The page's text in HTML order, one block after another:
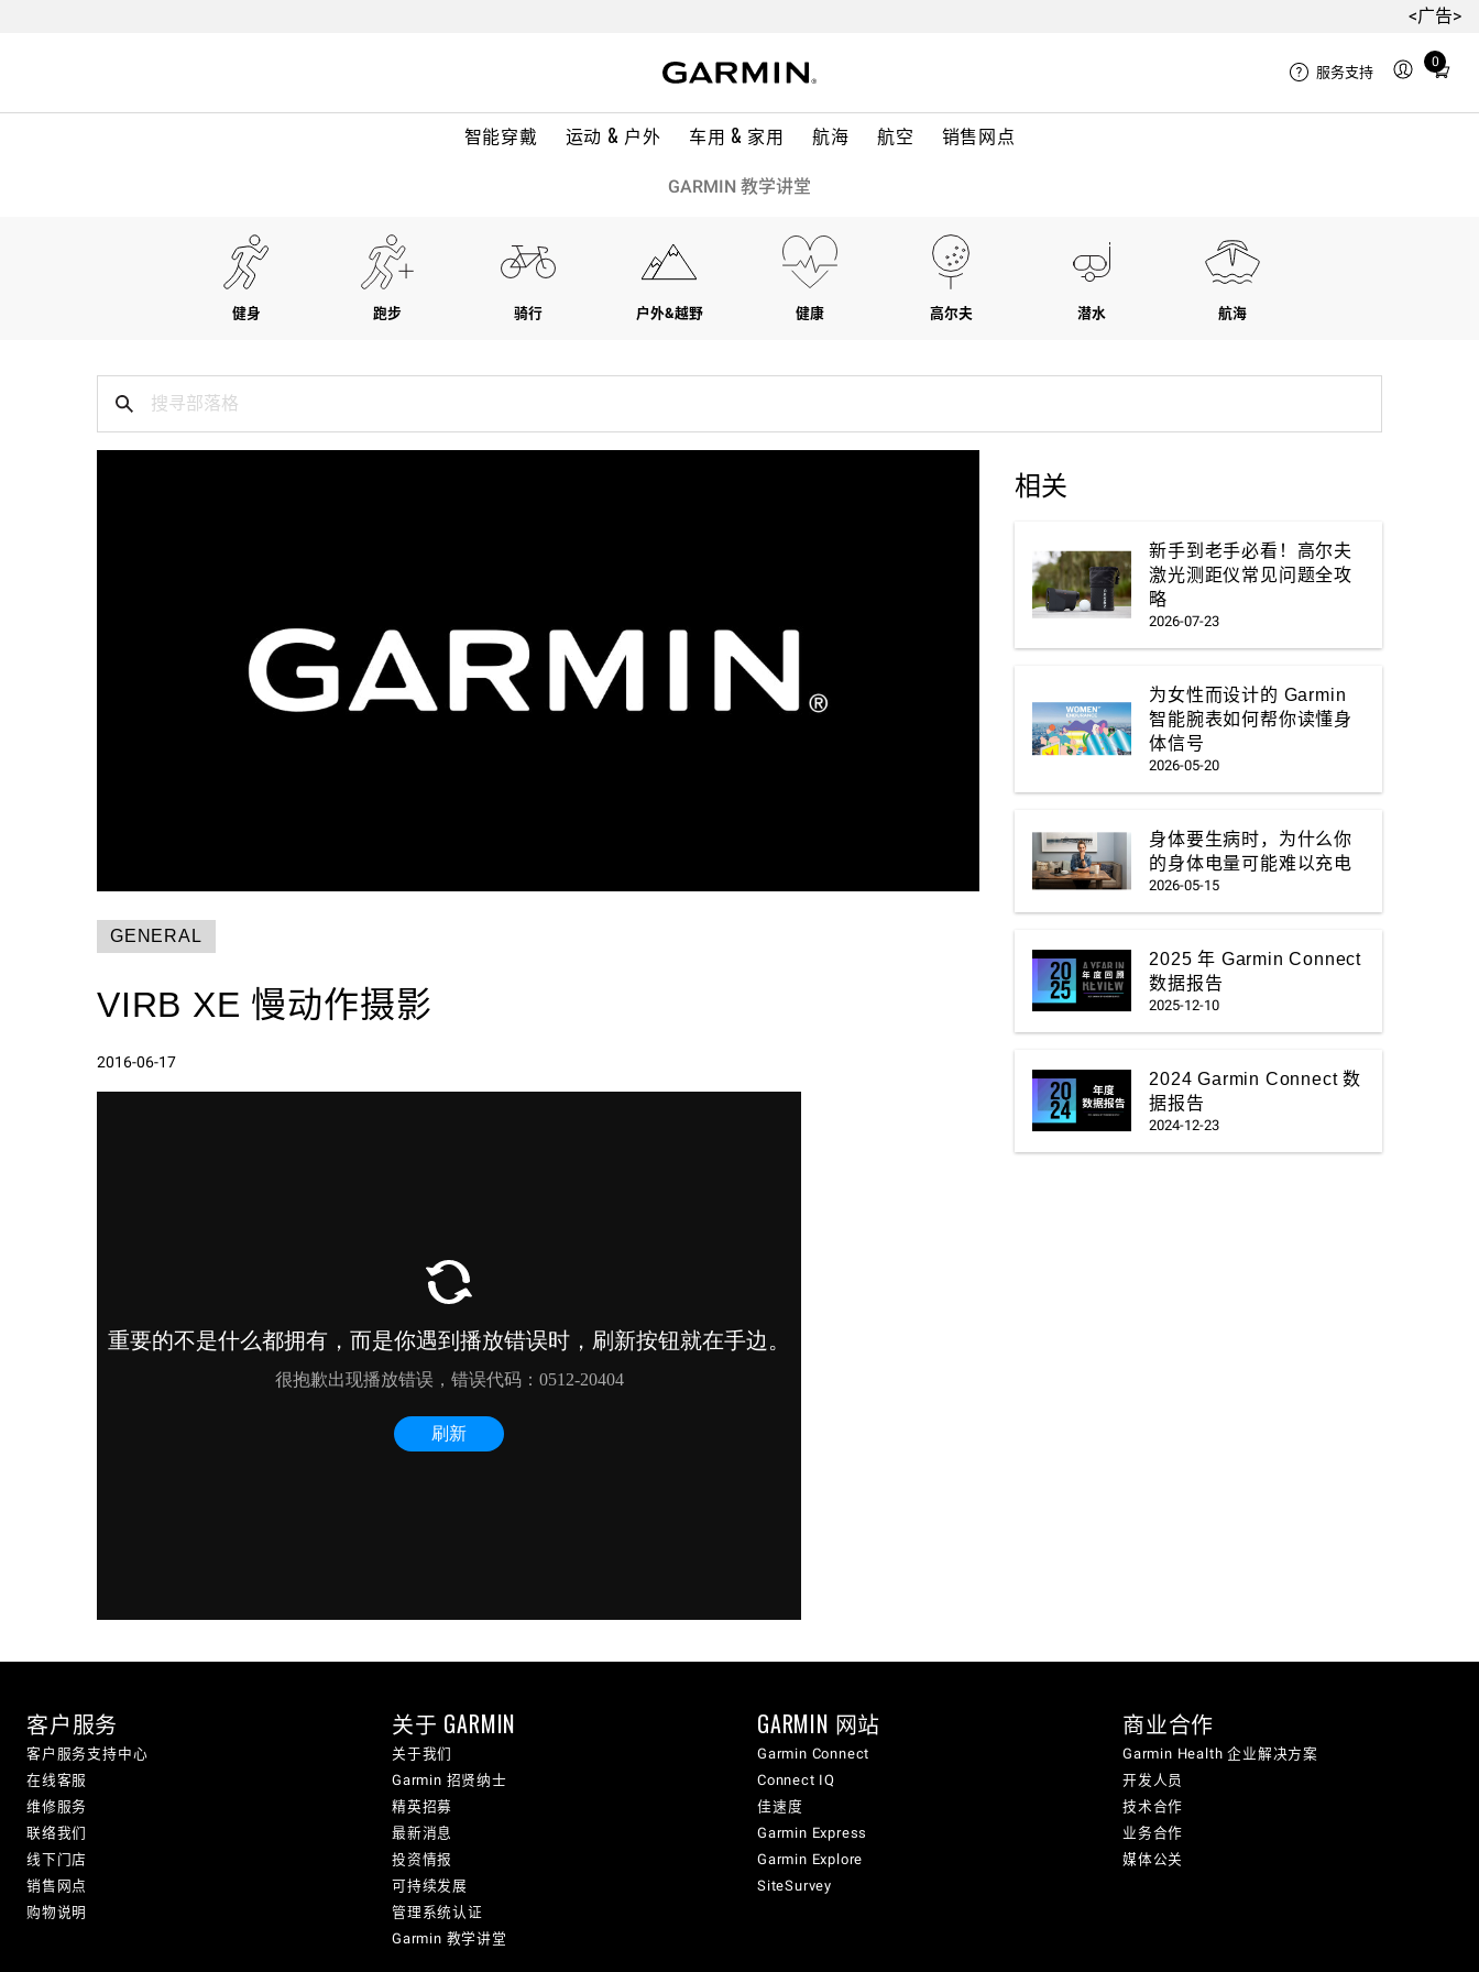
<广告>
智能穿戴 运动 & 户外 车用 & 家用 航海 航空 销售网点
服务支持
0
Total
in
GARMIN 教学讲堂
健身 跑步 骑行 户外&越野 健康 高尔夫 潜水 航海
GENERAL
VIRB XE 慢动作摄影
2016-06-17
相关
新手到老手必看！高尔夫
激光测距仪常见问题全攻
略
2026-07-23
为女性而设计的 Garmin
智能腕表如何帮你读懂身
体信号
2026-05-20
身体要生病时，为什么你
的身体电量可能难以充电
2026-05-15
2025 年 Garmin Connect
数据报告
2025-12-10
2024 Garmin Connect 数
据报告
2024-12-23
客户服务
客户服务支持中心
在线客服
维修服务
联络我们
线下门店
销售网点
购物说明
关于 GARMIN
关于我们
Garmin 招贤纳士
精英招募
最新消息
投资情报
可持续发展
管理系统认证
Garmin 教学讲堂
GARMIN 网站
Garmin Connect
Connect IQ
佳速度
Garmin Express
Garmin Explore
SiteSurvey
商业合作
Garmin Health 企业解决方案
开发人员
技术合作
业务合作
媒体公关